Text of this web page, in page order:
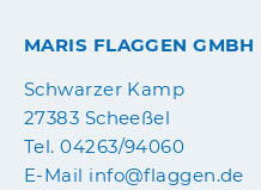
MARIS FLAGGEN GMBH
Schwarzer Kamp
27383 Scheeßel
Tel. 04263/94060
E-Mail info@flaggen.de